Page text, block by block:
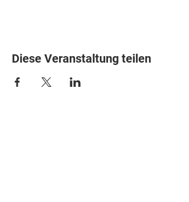
Diese Veranstaltung teilen